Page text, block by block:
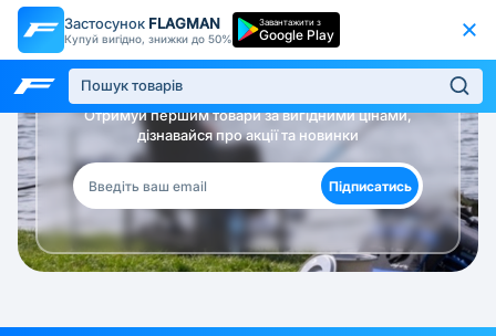
Застосунок FLAGMAN
Купуй вигідно, знижки до 50%
Завантажити з
Google Play
Будь в курсі!
Отримуй першим товари за вигідними цінами,
дізнавайся про акції та новинки
Підписатись